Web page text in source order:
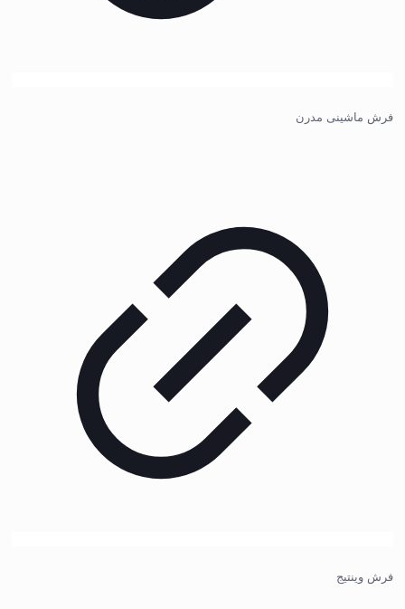
فرش ماشینی مدرن
فرش وینتیج